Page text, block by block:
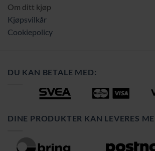
Om ditt kjøp
Kjøpsvilkår
Cookiepolicy
DU KAN BETALE MED:
DINE PRODUKTER KAN LEVERES